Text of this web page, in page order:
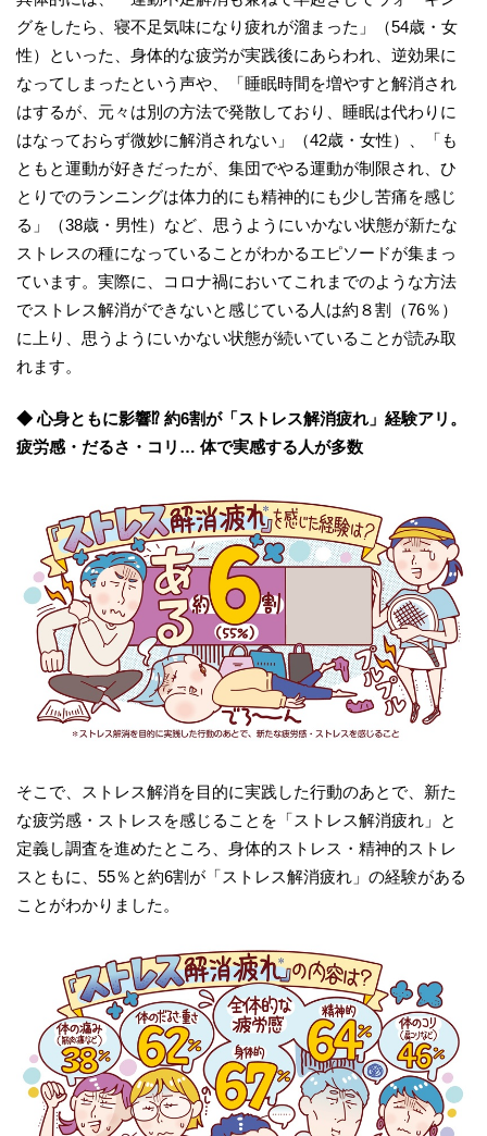
グをしたら、寝不足気味になり疲れが溜まった」（54歳・女
性）といった、身体的な疲労が実践後にあらわれ、逆効果に
なってしまったという声や、「睡眠時間を増やすと解消され
はするが、元々は別の方法で発散しており、睡眠は代わりに
はなっておらず微妙に解消されない」（42歳・女性）、「も
ともと運動が好きだったが、集団でやる運動が制限され、ひ
とりでのランニングは体力的にも精神的にも少し苦痛を感じ
る」（38歳・男性）など、思うようにいかない状態が新たな
ストレスの種になっていることがわかるエピソードが集まっ
ています。実際に、コロナ禍においてこれまでのような方法
でストレス解消ができないと感じている人は約８割（76％）
に上り、思うようにいかない状態が続いていることが読み取
れます。
◆ 心身ともに影響⁉ 約6割が「ストレス解消疲れ」経験アリ。
疲労感・だるさ・コリ… 体で実感する人が多数
そこで、ストレス解消を目的に実践した行動のあとで、新た
な疲労感・ストレスを感じることを「ストレス解消疲れ」と
定義し調査を進めたところ、身体的ストレス・精神的ストレ
スともに、55％と約6割が「ストレス解消疲れ」の経験がある
ことがわかりました。